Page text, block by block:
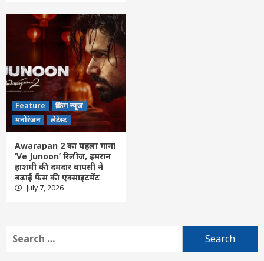
Feature
ब्रेकिंग न्यूज
मनोरंजन
लेटेस्ट
Awarapan 2 का पहला गाना
‘Ve Junoon’ रिलीज, इमरान
हाशमी की दमदार वापसी ने
बढ़ाई फैंस की एक्साइटमेंट
July 7, 2026
Search
for:
हाल
4
Feature दिल्ली लेटेस्ट
छत्तीसगढ़ के बाद अब गुजरात में एनालॉग पनीर,
चीज़ और बटर पर पूरी तरह प्रतिबंध, नियम तोड़ने
वालों पर होगी सख्त कार्रवाई
5
Feature छत्तीसगढ़
CG- एनालॉग पनीर के बाद अब इन खाद्य पदार्थों पर
को नहीं छोड़ेंगे
छत्तीसगढ़
कसडोल छत्तीसगढ़ लेटेस्ट